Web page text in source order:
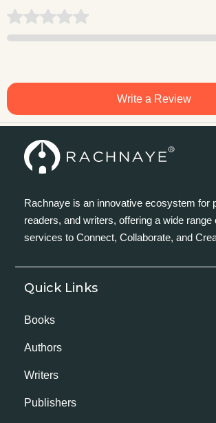
Write a Review
Rachnaye is an innovative ecosystem for
readers, and writers, offering a wide range
services to Connect, Collaborate, and
Quick Links
Books
Authors
Writers
Publishers